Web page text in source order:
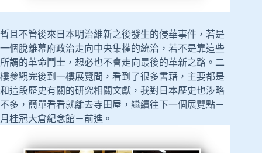
暫且不管後來日本明治維新之後發生的侵華事件，若是
一個脫離幕府政治走向中央集權的統治，若不是靠這些
所謂的革命鬥士，想必也不會走向最後的革新之路。二
樓參觀完後到一樓展覽間，看到了很多書藉，主要都是
和這段歷史有關的研究相關文獻，我對日本歷史也涉略
不多，簡單看看就離去寺田屋，繼續往下一個展覽點－
月桂冠大倉紀念館－前進。